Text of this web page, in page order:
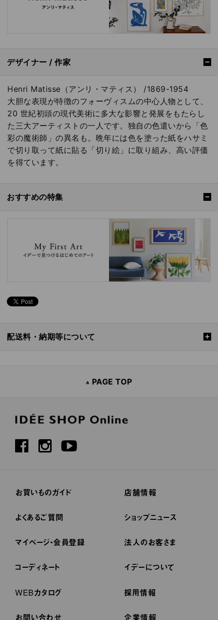
デザイナー / 作家
Henri Matisse（アンリ・マティス） /1869-1954
大胆な表現が特徴のフォーヴィスムの中心人物として、
20 世紀初頭の現代美術に多大な影響と発展をもたらし
た三大アーティストの一人です。独自の色遣いから「色
彩の魔術師」の異名も。晩年には色を塗った紙をハサミ
で切り取って紙に貼る「切り絵」に取り組み、高い評価
を得ています。
おすすめの特集
配送料・納期等について
PAGE TOP
お買いものガイド
よくあるご質問
マイページ・会員登録
コーディネート
WEBカタログ
お問い合わせ
店舗情報
ショップニュース
法人のお客さま
イデーについて
採用情報
企業情報